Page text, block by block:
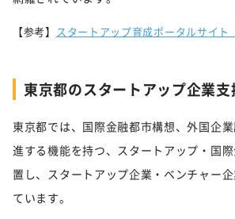
【参考】 スタートアップ育成ポータルサイ
東京都のスタートアップ企業支
東京都では、国際金融都市構想、外国企
進する機能を持つ、スタートアップ・国
置し、スタートアップ企業・ベンチャー
ています。